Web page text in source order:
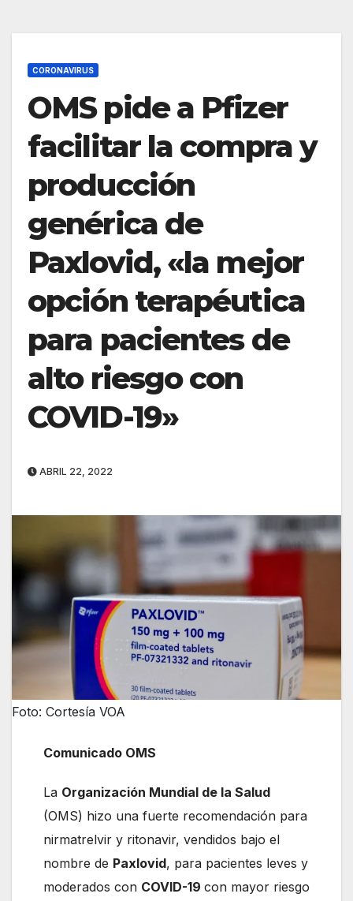
CORONAVIRUS
OMS pide a Pfizer
facilitar la compra y
producción
genérica de
Paxlovid, «la mejor
opción terapéutica
para pacientes de
alto riesgo con
COVID-19»
ABRIL 22, 2022
Foto: Cortesía VOA
Comunicado OMS
La Organización Mundial de la Salud
(OMS) hizo una fuerte recomendación para
nirmatrelvir y ritonavir, vendidos bajo el
nombre de Paxlovid, para pacientes leves y
moderados con COVID-19 con mayor riesgo